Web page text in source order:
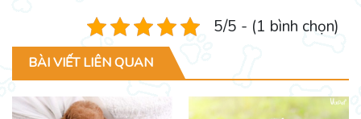
5/5 - (1 bình chọn)
BÀI VIẾT LIÊN QUAN